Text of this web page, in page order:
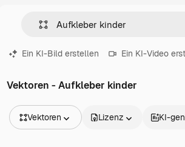
Ein KI-Bild erstellen Ein KI-Video
Vektoren - Aufkleber kinder
Vektoren Lizenz KI-